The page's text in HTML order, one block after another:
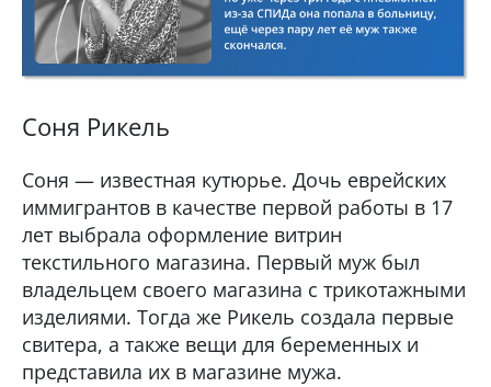
Соня Рикель
Соня — известная кутюрье. Дочь еврейских
иммигрантов в качестве первой работы в 17
лет выбрала оформление витрин
текстильного магазина. Первый муж был
владельцем своего магазина с трикотажными
изделиями. Тогда же Рикель создала первые
свитера, а также вещи для беременных и
представила их в магазине мужа.